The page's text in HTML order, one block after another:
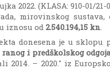
2022. (KLASA: 910-01/21-
mirovinskog
iznosu od2.540.194,15 kn.
donesena je u sklopu
i predškolskog
– 2020." iz